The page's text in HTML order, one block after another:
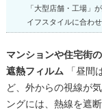
「大型店舗・工場」
イフスタイルに合わ
マンションや住宅街
遮熱フィルム 「昼間
ど、外からの視線が
ングには、熱線を遮